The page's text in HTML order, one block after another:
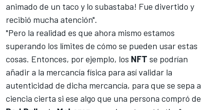
animado de un taco y lo subastaba! Fue divertido y
recibió mucha atención".
"Pero la realidad es que ahora mismo estamos
superando los límites de cómo se pueden usar estas
cosas. Entonces, por ejemplo, los NFT se podrían
añadir a la mercancía física para así validar la
autenticidad de dicha mercancía, para que se sepa a
ciencia cierta si ese algo que una persona compró de